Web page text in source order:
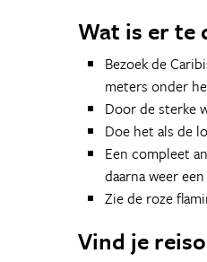
Wat is er te
Bezoek de
meters onder
Door de sterke
Doe het als de
Een compleet
daarna weer
Zie de roze
Vind je